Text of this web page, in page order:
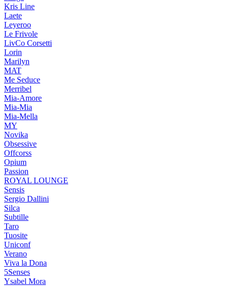
Kris Line
Laete
Leyeroo
Le Frivole
LivCo Corsetti
Lorin
Marilyn
MAT
Me Seduce
Merribel
Mia-Amore
Mia-Mia
Mia-Mella
MY
Novika
Obsessive
Offcorss
Opium
Passion
ROYAL LOUNGE
Sensis
Sergio Dallini
Silca
Subtille
Taro
Tuosite
Uniconf
Verano
Viva la Dona
5Senses
Ysabel Mora